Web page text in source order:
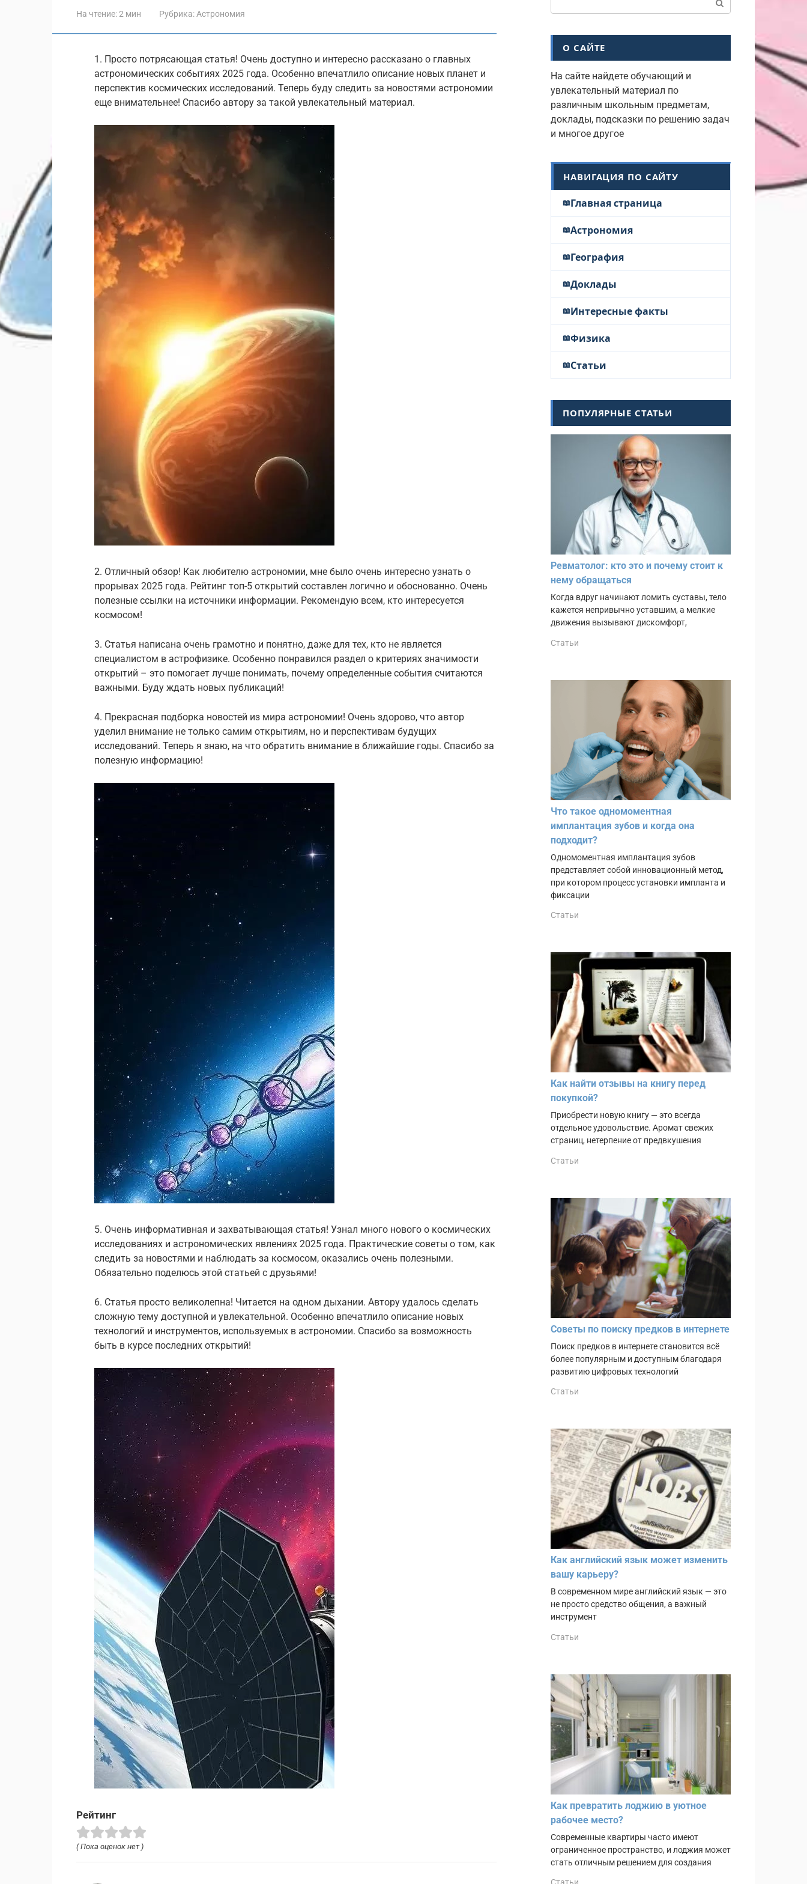
На чтение:2 мин Рубрика: Астрономия
1. Просто потрясающая статья! Очень доступно и интересно рассказано о главных
астрономических событиях 2025 года. Особенно впечатлило описание новых планет и
перспектив космических исследований. Теперь буду следить за новостями астрономии
еще внимательнее! Спасибо автору за такой увлекательный материал.
2. Отличный обзор! Как любителю астрономии, мне было очень интересно узнать о
прорывах 2025 года. Рейтинг топ-5 открытий составлен логично и обоснованно. Очень
полезные ссылки на источники информации. Рекомендую всем, кто интересуется
космосом!
3. Статья написана очень грамотно и понятно, даже для тех, кто не является
специалистом в астрофизике. Особенно понравился раздел о критериях значимости
открытий – это помогает лучше понимать, почему определенные события считаются
важными. Буду ждать новых публикаций!
4. Прекрасная подборка новостей из мира астрономии! Очень здорово, что автор
уделил внимание не только самим открытиям, но и перспективам будущих
исследований. Теперь я знаю, на что обратить внимание в ближайшие годы. Спасибо за
полезную информацию!
5. Очень информативная и захватывающая статья! Узнал много нового о космических
исследованиях и астрономических явлениях 2025 года. Практические советы о том, как
следить за новостями и наблюдать за космосом, оказались очень полезными.
Обязательно поделюсь этой статьей с друзьями!
6. Статья просто великолепна! Читается на одном дыхании. Автору удалось сделать
сложную тему доступной и увлекательной. Особенно впечатлило описание новых
технологий и инструментов, используемых в астрономии. Спасибо за возможность
быть в курсе последних открытий!
Рейтинг
( Пока оценок нет )
О САЙТЕ
На сайте найдете обучающий и
увлекательный материал по
различным школьным предметам,
доклады, подсказки по решению задач
и многое другое
НАВИГАЦИЯ ПО САЙТУ
Главная страница
Астрономия
География
Доклады
Интересные факты
Физика
Статьи
ПОПУЛЯРНЫЕ СТАТЬИ
Ревматолог: кто это и почему стоит к
нему обращаться
Когда вдруг начинают ломить суставы, тело
кажется непривычно уставшим, а мелкие
движения вызывают дискомфорт,
Статьи
Что такое одномоментная
имплантация зубов и когда она
подходит?
Одномоментная имплантация зубов
представляет собой инновационный метод,
при котором процесс установки импланта и
фиксации
Статьи
Как найти отзывы на книгу перед
покупкой?
Приобрести новую книгу — это всегда
отдельное удовольствие. Аромат свежих
страниц, нетерпение от предвкушения
Статьи
Советы по поиску предков в интернете
Поиск предков в интернете становится всё
более популярным и доступным благодаря
развитию цифровых технологий
Статьи
Как английский язык может изменить
вашу карьеру?
В современном мире английский язык — это
не просто средство общения, а важный
инструмент
Статьи
Как превратить лоджию в уютное
рабочее место?
Современные квартиры часто имеют
ограниченное пространство, и лоджия может
стать отличным решением для создания